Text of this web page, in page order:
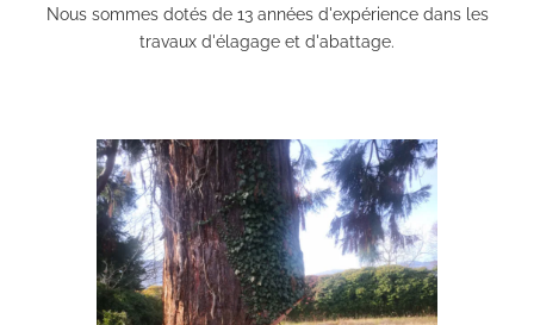
Nous sommes dotés de 13 années d'expérience dans les
travaux d'élagage et d'abattage.